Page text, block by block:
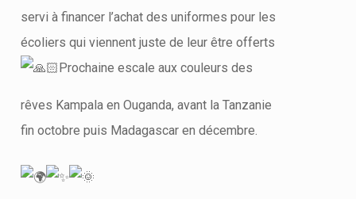
servi à financer l’achat des uniformes pour les
écoliers qui viennent juste de leur être offerts
Prochaine escale aux couleurs des
rêves Kampala en Ouganda, avant la Tanzanie
fin octobre puis Madagascar en décembre.